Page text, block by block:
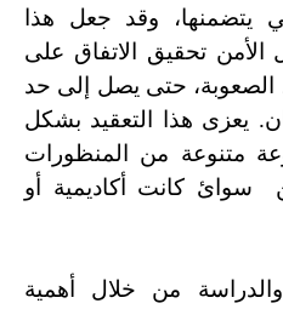
يتضمنها، وقد جعل هذا
الأمن تحقيق الاتفاق على
الصعوبة، حتى يصل إلى حد
يعزى هذا التعقيد بشكل
متنوعة من المنظورات
سوائ كانت أكاديمية أو
من خلال أهمية